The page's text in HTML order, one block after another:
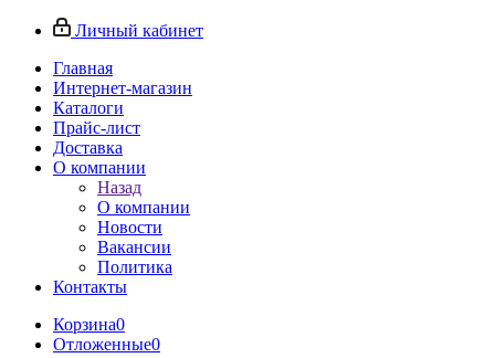
Личный кабинет
Главная
Интернет-магазин
Каталоги
Прайс-лист
Доставка
О компании
Назад
О компании
Новости
Вакансии
Политика
Контакты
Корзина0
Отложенные0